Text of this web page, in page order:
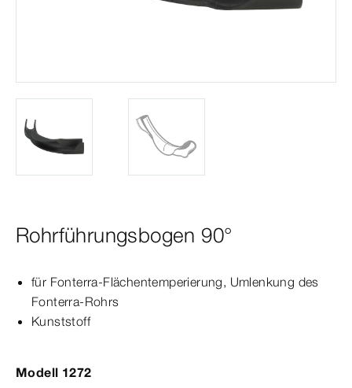
Rohrführungsbogen 90°
für Fonterra-​Flächentemperierung, Umlenkung des
Fonterra-​Rohrs
Kunststoff
Modell 1272